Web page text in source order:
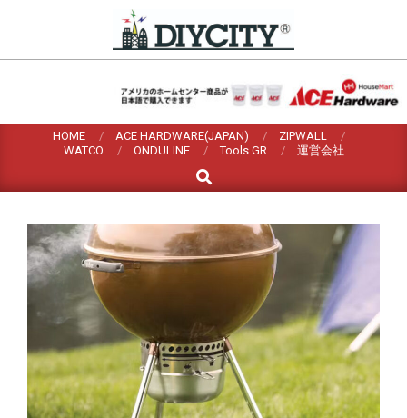
content
HOME ACE HARDWARE(JAPAN)
ZIPWALL
WATCO
ONDULINE Tools.GR
運営会社
Search